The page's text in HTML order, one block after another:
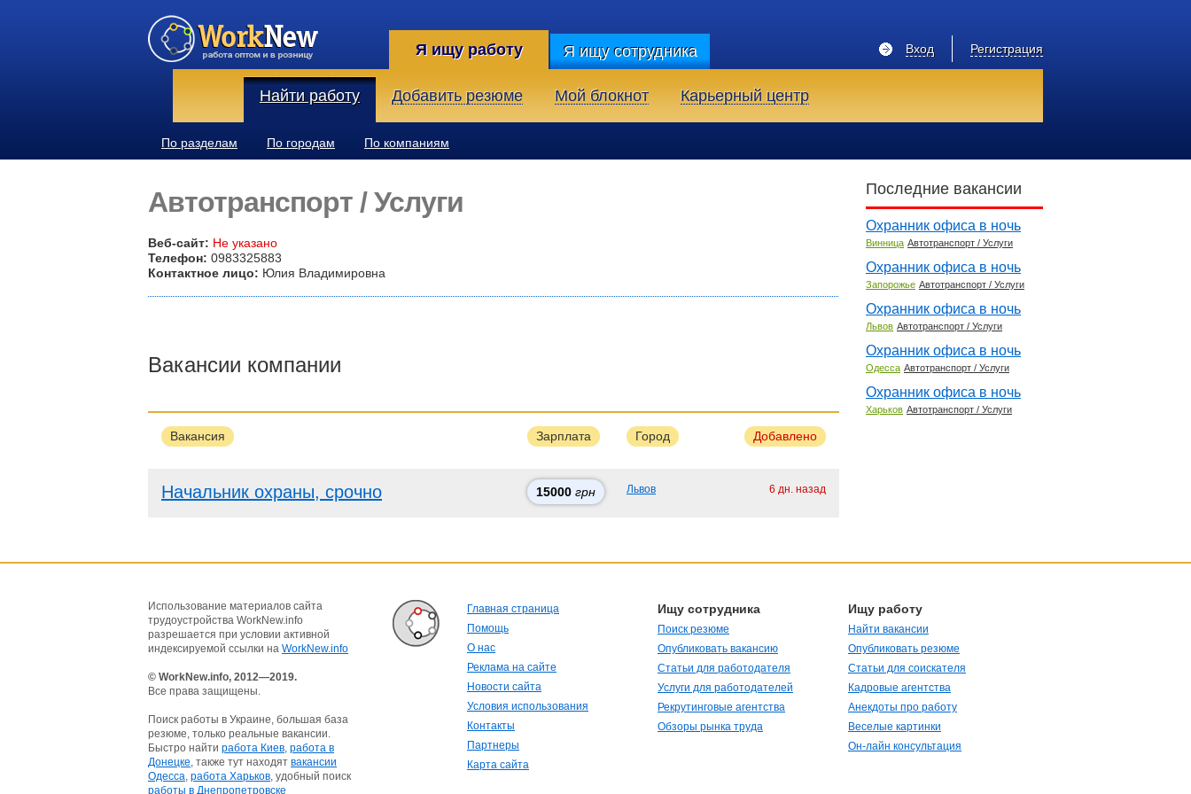
Я ищу работу Я ищу сотрудника Регистрация
Вход
Найти работу Добавить резюме Мой блокнот Карьерный центр
По разделам По городам По компаниям
Автотранспорт / Услуги
Веб-сайт: Не указано
Телефон: 0983325883
Контактное лицо: Юлия Владимировна
Вакансии компании
Вакансия Зарплата Город Добавлено
Начальник охраны, срочно 15000 грн Львов 6 дн. назад
Последние вакансии
Охранник офиса в ночь
Винница Автотранспорт / Услуги
Охранник офиса в ночь
Запорожье Автотранспорт / Услуги
Охранник офиса в ночь
Львов Автотранспорт / Услуги
Охранник офиса в ночь
Одесса Автотранспорт / Услуги
Охранник офиса в ночь
Харьков Автотранспорт / Услуги
Использование материалов сайта
трудоустройства WorkNew.info
разрешается при условии активной
индексируемой ссылки на WorkNew.info
© WorkNew.info, 2012—2019.
Все права защищены.
Поиск работы в Украине, большая база
резюме, только реальные вакансии.
Быстро найти работа Киев, работа в
Донецке, также тут находят вакансии
Одесса, работа Харьков, удобный поиск
работы в Днепропетровске
Главная страница
Помощь
О нас
Реклама на сайте
Новости сайта
Условия использования
Контакты
Партнеры
Карта сайта
Ищу сотрудника
Поиск резюме
Опубликовать вакансию
Статьи для работодателя
Услуги для работодателей
Рекрутинговые агентства
Обзоры рынка труда
Ищу работу
Найти вакансии
Опубликовать резюме
Статьи для соискателя
Кадровые агентства
Анекдоты про работу
Веселые картинки
Он-лайн консультация